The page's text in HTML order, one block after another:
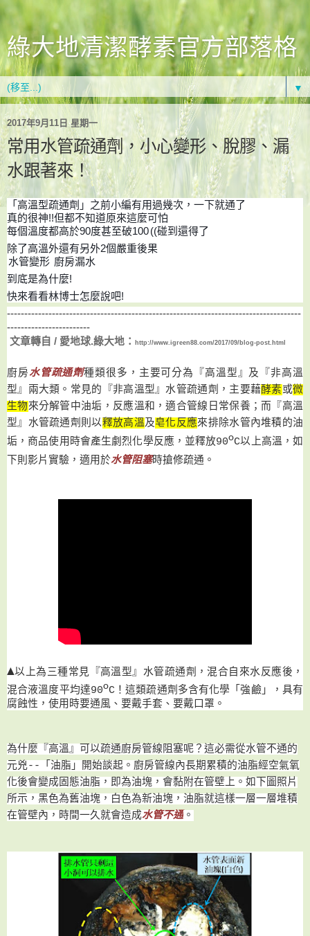
綠大地清潔酵素官方部落格
▼
2017年9月11日 星期一
常用水管疏通劑，小心變形、脫膠、漏
水跟著來！
「高溫型疏通劑」之前小編有用過幾次，一下就通了
真的很神!!但都不知道原來這麼可怕
每個溫度都高於90度甚至破100((碰到還得了
除了高溫外還有另外2個嚴重後果
水管變形 廚房漏水
到底是為什麼!
快來看看林博士怎麼說吧!
-------------------------------------------------------------------------------------
------------------------
文章轉自 / 愛地球.綠大地：
http://www.igreen88.com/2017/09/blog-post.html
廚房水管疏通劑種類很多，主要可分為『高溫型』及『非高溫
型』兩大類。常見的『非高溫型』水管疏通劑，主要藉酵素或微
生物來分解管中油垢，反應溫和，適合管線日常保養；而 『高溫
型』水管疏通劑則以釋放高溫及皂化反應來排除水管內堆積的油
垢，商品使用時會產生劇烈化學反應，並釋放90oC以上高溫，如
下則影片實驗，適用於水管阻塞時搶修疏通 。
▲以上為三種常見『高溫型』水管疏通劑，混合自來水反應後，
混合液溫度平均達90oC！這類疏通劑多含有化學「強鹼」，具有
腐蝕性，使用時要通風、要戴手套、要戴口罩。
為什麼『高溫』可以疏通廚房管線阻塞呢？這必需從水管不通的
元兇--
「 油脂 」 開始談起。廚房管線內長期累積的油脂經空氣氧
化後會變成固態油脂，即為油塊，會黏附在管壁上。 如下圖照片
所示 ，黑色為舊油塊 ，白色為新油塊 ，油脂就這樣一層一層堆積
在管壁內 ，時間一久就會造成水管不通 。